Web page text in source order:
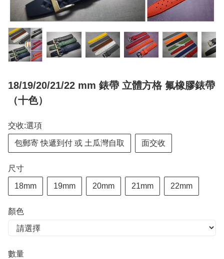
18/19/20/21/22 mm 錶帶 立體方格 氟橡膠錶帶
（十色）
交收:選項
包郵寄 快遞到付 或 土瓜灣自取 面交收
尺寸
18mm 19mm 20mm 21mm 22mm
顏色
數量